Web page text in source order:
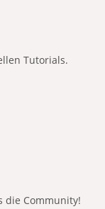
Tutorials.
die Community!